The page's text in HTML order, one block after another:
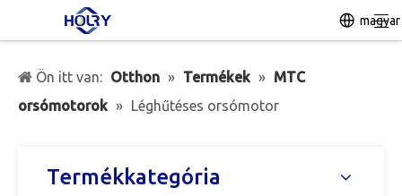
magyar
Ön itt van: Otthon » Termékek » MTC
orsómotorok » Léghűtéses orsómotor
Termékkategória